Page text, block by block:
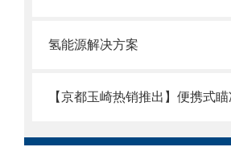
氢能源解决方案